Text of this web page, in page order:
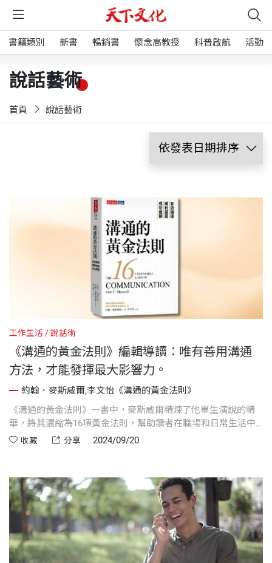
書籍類別 新書 暢銷書 懷念高教授 科普啟航 活動
說話藝術
首頁 說話藝術
工作生活 說話術
《溝通的黃金法則》編輯導讀：唯有善用溝通
方法，才能發揮最大影響力。
約翰．麥斯威爾,李文怡《溝通的黃金法則》
《溝通的黃金法則》一書中，麥斯威爾精煉了他畢生演說的精
華，將其濃縮為16項黃金法則，幫助讀者在職場和日常生活中
實現有效溝通。書中強調，內容是「王」，而溝通則是
力。
收藏 分享 2024/09/20